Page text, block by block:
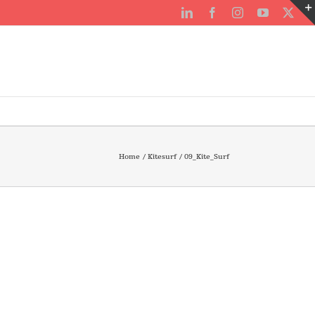
LinkedInFacebookInstagramYouTube
X
Home Kitesurf 09_Kite_Surf